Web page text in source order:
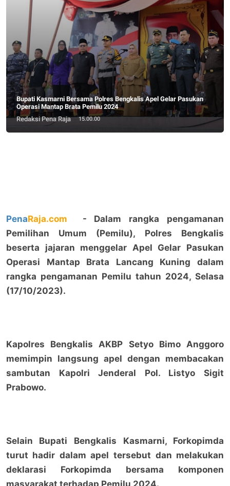
Bupati Kasmarni Bersama Polres Bengkalis Apel Gelar Pasukan
Operasi Mantap Brata Pemilu 2024
Redaksi Pena Raja
15.00.00
PenaRaja.com - Dalam rangka pengamanan
Pemilihan Umum (Pemilu), Polres Bengkalis
beserta jajaran menggelar Apel Gelar Pasukan
Operasi Mantap Brata Lancang Kuning dalam
rangka pengamanan Pemilu tahun 2024, Selasa
(17/10/2023).
Kapolres Bengkalis AKBP Setyo Bimo Anggoro
memimpin langsung apel dengan membacakan
sambutan Kapolri Jenderal Pol. Listyo Sigit
Prabowo.
Selain Bupati Bengkalis Kasmarni, Forkopimda
turut hadir dalam apel tersebut dan melakukan
deklarasi Forkopimda bersama komponen
masyarakat terhadap Pemilu 2024.